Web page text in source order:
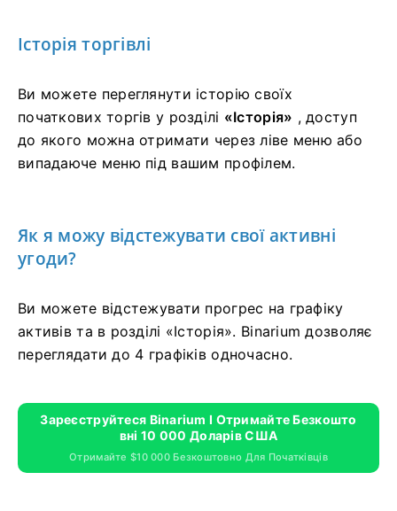
Історія торгівлі
Ви можете переглянути історію своїх
початкових торгів у розділі «Історія» , доступ
до якого можна отримати через ліве меню або
випадаюче меню під вашим профілем.
Як я можу відстежувати свої активні
угоди?
Ви можете відстежувати прогрес на графіку
активів та в розділі «Історія». Binarium дозволяє
переглядати до 4 графіків одночасно.
Зареєструйтеся Binarium І Отримайте Безкошто
Вні 10 000 Доларів США
Отримайте $10 000 Безкоштовно Для Початківців